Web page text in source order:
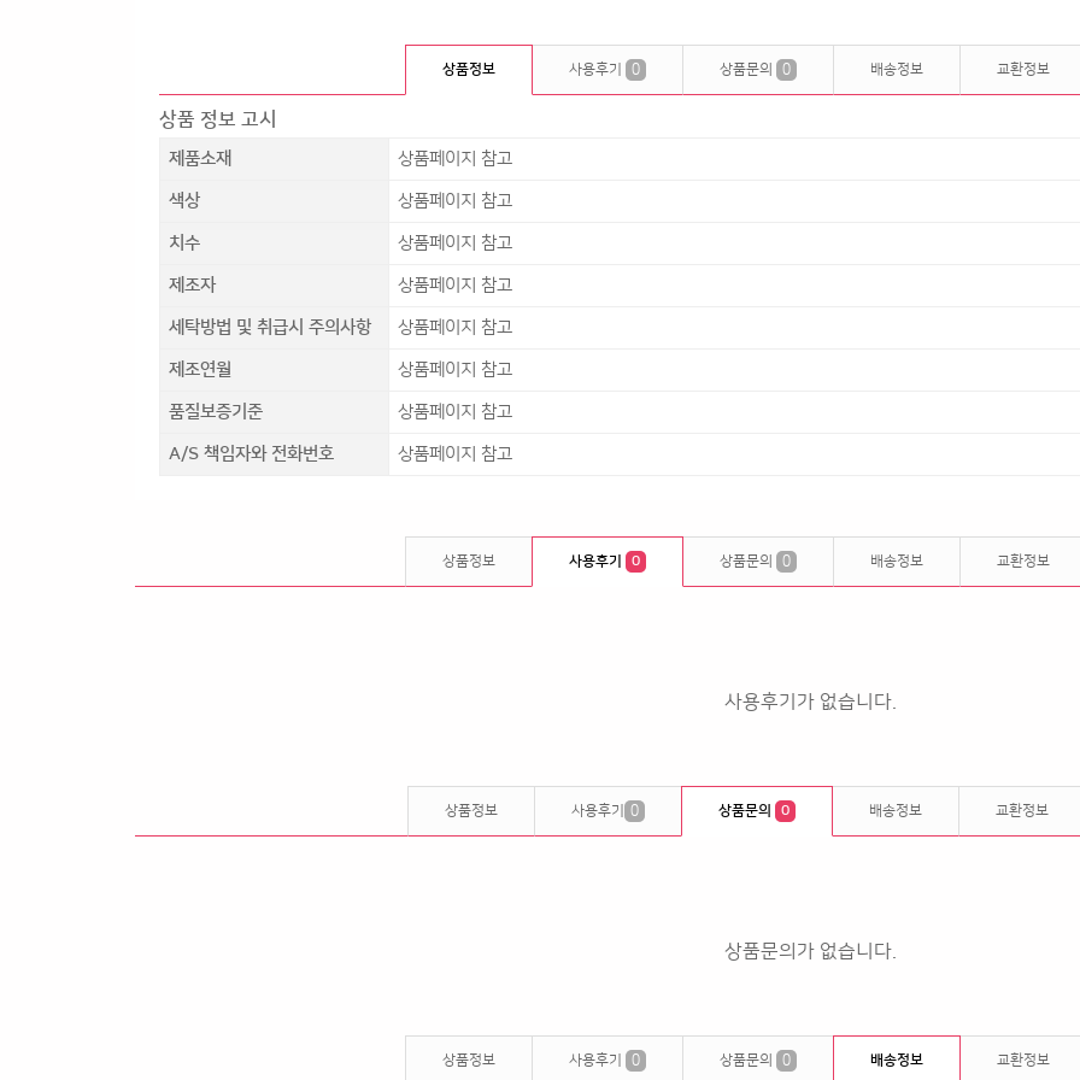
다음 상품
상품정보 사용후기 0 상품문의 0 배송정보 교환정보
상품 정보 고시
제품소재 상품페이지 참고
색상 상품페이지 참고
치수 상품페이지 참고
제조자 상품페이지 참고
세탁방법 및 취급시 주의사항 상품페이지 참고
제조연월 상품페이지 참고
품질보증기준 상품페이지 참고
A/S 책임자와 전화번호 상품페이지 참고
상품정보 사용후기 0 상품문의 0 배송정보 교환정보
사용후기가 없습니다.
상품정보 사용후기 0 상품문의 0 배송정보 교환정보
상품문의가 없습니다.
상품정보 사용후기 0 상품문의 0 배송정보 교환정보